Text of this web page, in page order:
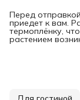
Перед
приедет к вам.
термоплёнку,
растением